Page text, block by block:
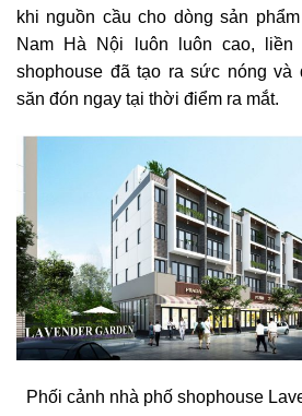
khi nguồn cầu cho dòng sản
Nam Hà Nội luôn luôn cao, liền
shophouse đã tạo ra sức nóng
săn đón ngay tại thời điểm ra mắt.
Phối cảnh nhà phố shophouse